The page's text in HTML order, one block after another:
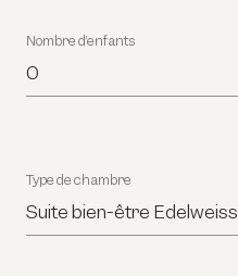
Nombre d’enfants
0
Type de chambre
Suite bien-être Edelweiss